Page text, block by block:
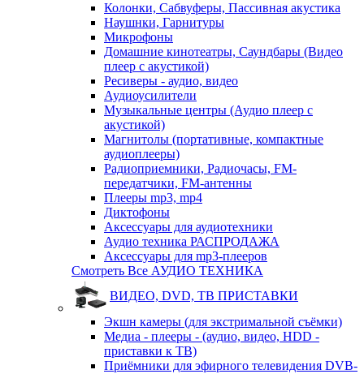
Колонки, Сабвуферы, Пассивная акустика
Наушнки, Гарнитуры
Микрофоны
Домашние кинотеатры, Саундбары (Видео
плеер с акустикой)
Ресиверы - аудио, видео
Аудиоусилители
Музыкальные центры (Аудио плеер с
акустикой)
Магнитолы (портативные, компактные
аудиоплееры)
Радиоприемники, Радиочасы, FM-
передатчики, FM-антенны
Плееры mp3, mp4
Диктофоны
Аксессуары для аудиотехники
Аудио техника РАСПРОДАЖА
Аксессуары для mp3-плееров
Смотреть Все АУДИО ТЕХНИКА
ВИДЕО, DVD, ТВ ПРИСТАВКИ
Экшн камеры (для экстримальной съёмки)
Медиа - плееры - (аудио, видео, HDD -
приставки к ТВ)
Приёмники для эфирного телевидения DVB-